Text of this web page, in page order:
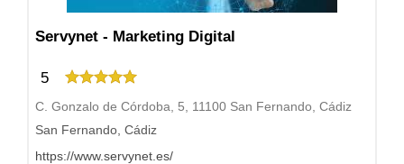
Servynet - Marketing Digital
5
C. Gonzalo de Córdoba, 5, 11100 San Fernando, Cádiz
San Fernando, Cádiz
https://www.servynet.es/